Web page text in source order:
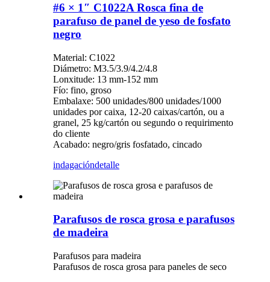
#6 × 1″ C1022A Rosca fina de
parafuso de panel de yeso de fosfato
negro
Material: C1022
Diámetro: M3.5/3.9/4.2/4.8
Lonxitude: 13 mm-152 mm
Fío: fino, groso
Embalaxe: 500 unidades/800 unidades/1000
unidades por caixa, 12-20 caixas/cartón, ou a
granel, 25 kg/cartón ou segundo o requirimento
do cliente
Acabado: negro/gris fosfatado, cincado
indagacióndetalle
Parafusos de rosca grosa e parafusos
de madeira
Parafusos para madeira
Parafusos de rosca grosa para paneles de seco